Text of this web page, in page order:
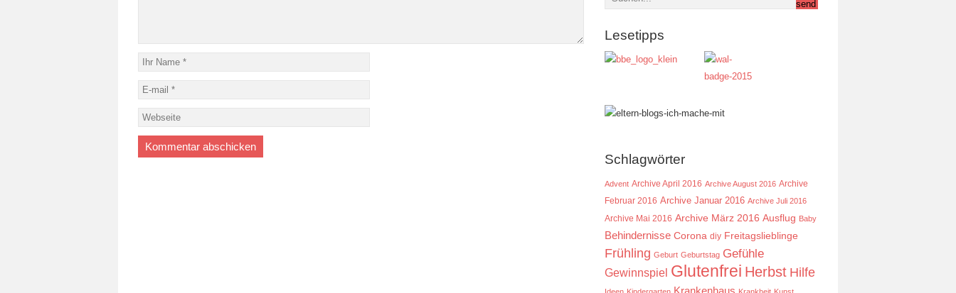
Lesetipps
Schlagwörter
Advent Archive April 2016 Archive August 2016 Archive
Februar 2016 Archive Januar 2016 Archive Juli 2016
Archive Mai 2016 Archive März 2016 Ausflug Baby
Behindernisse Corona diy Freitagslieblinge
Frühling Geburt Geburtstag Gefühle
Gewinnspiel Glutenfrei Herbst Hilfe
Krankenhaus